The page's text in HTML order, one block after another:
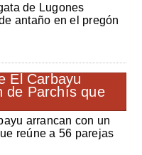
de Lugones
antaño en el pregón
arrancan con un
reúne a 56 parejas